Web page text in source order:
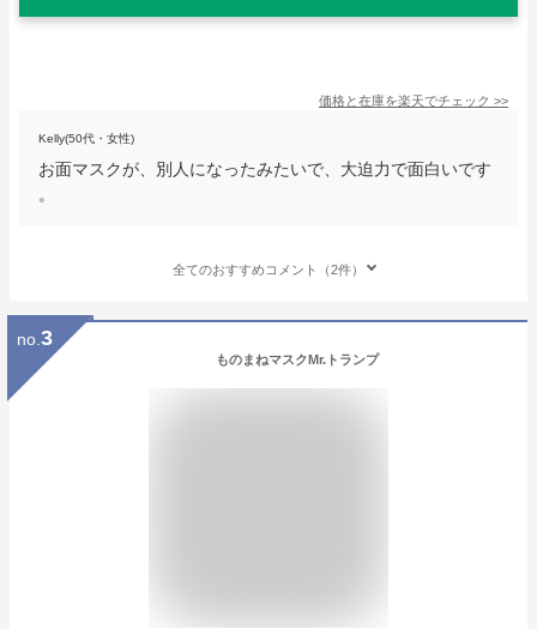
価格と在庫を楽天でチェック >>
Kelly(50代・女性)
お面マスクが、別人になったみたいで、大迫力で面白いです
。
全てのおすすめコメント（2件）
no. 3
ものまねマスクMr.トランプ